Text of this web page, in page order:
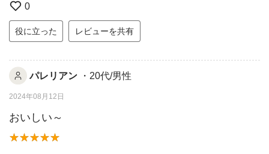
0
役に立った レビューを共有
パレリアン ・20代/男性
2024年08月12日
おいしい～